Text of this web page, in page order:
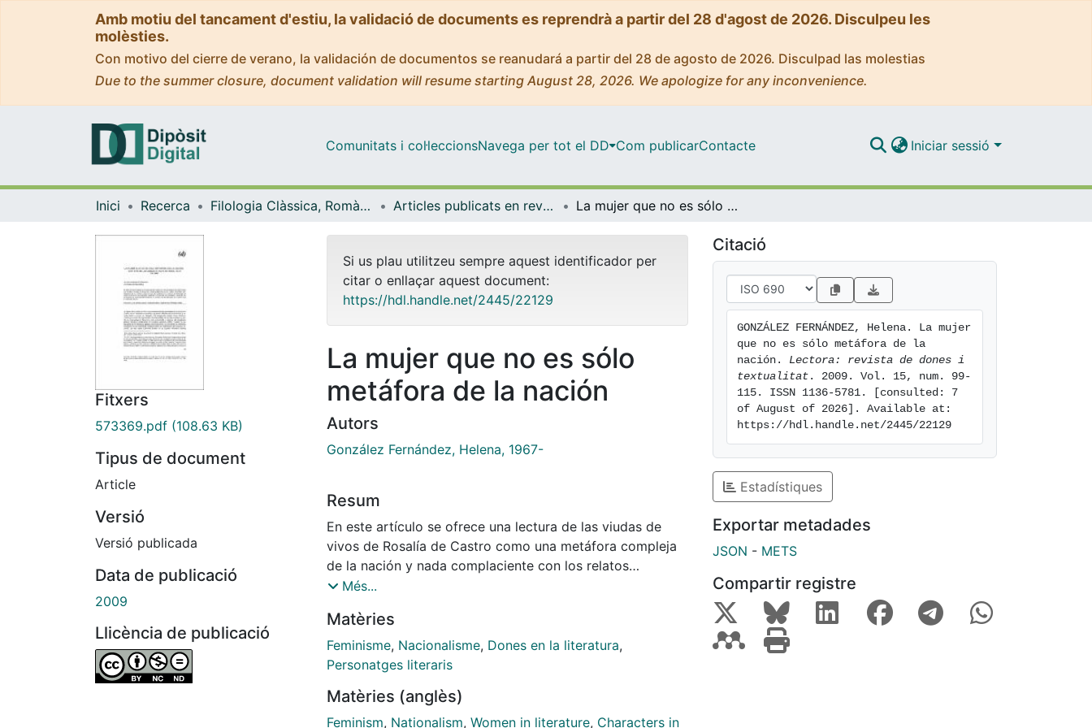
Amb motiu del tancament d'estiu, la validació de documents es reprendrà a partir del 28 d'agost de 2026. Disculpeu les
molèsties.
Con motivo del cierre de verano, la validación de documentos se reanudará a partir del 28 de agosto de 2026. Disculpad las molestias
Due to the summer closure, document validation will resume starting August 28, 2026. We apologize for any inconvenience.
Comunitats i col·leccionsNavega per tot el DD Com publicarContacte Iniciar sessió
Inici Recerca Filologia Clàssica, Romànica i Semítica Articles publicats en revistes (Filologia Clàssica, Romànica i Semítica) La mujer que no es sólo metáfora de la nación
Fitxers
573369.pdf (108.63 KB)
Tipus de document
Article
Versió
Versió publicada
Data de publicació
2009
Llicència de publicació
Si us plau utilitzeu sempre aquest identificador per
citar o enllaçar aquest document:
https://hdl.handle.net/2445/22129
La mujer que no es sólo
metáfora de la nación
Autors
González Fernández, Helena, 1967-
Resum
En este artículo se ofrece una lectura de las viudas de
vivos de Rosalía de Castro como una metáfora compleja
de la nación y nada complaciente con los relatos
nacionales estereotipados del XIX. Frente a lecturas que
sufriente por la emigración, siguiendo la lectura del libro
completo la viuda de vivo se muestra una representación
femenina no prevista ni en los discursos de la nación ni de
Més...
Matèries
Feminisme, Nacionalisme, Dones en la literatura,
Personatges literaris
Matèries (anglès)
Feminism, Nationalism, Women in literature, Characters in
Citació
GONZÁLEZ FERNÁNDEZ, Helena. La mujer
que no es sólo metáfora de la
nación. Lectora: revista de dones i
textualitat . 2009. Vol. 15, num. 99-
115. ISSN 1136-5781. [consulted: 7
of August of 2026]. Available at:
https://hdl.handle.net/2445/22129
Estadístiques
Exportar metadades
JSON - METS
Compartir registre